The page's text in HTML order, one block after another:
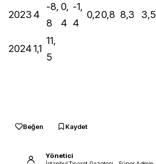
2023 4
-8,
8
0,
4
-1,
4
0,20,8 8,3 3,5
20241,1
11,
5
Beğen Kaydet
Yönetici